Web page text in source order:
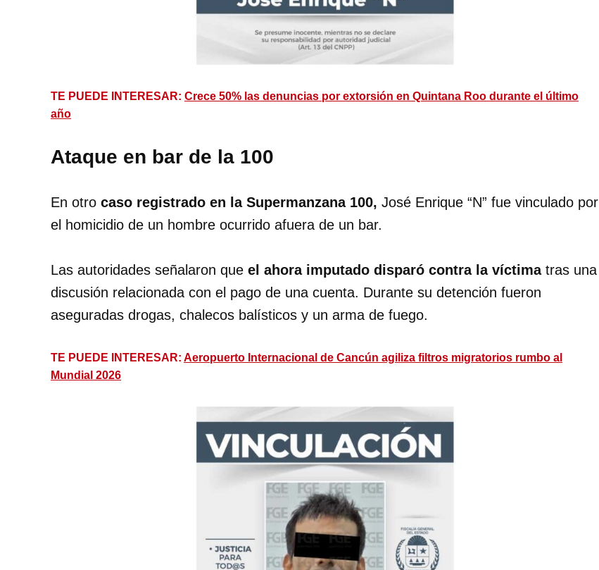
TE PUEDE INTERESAR: Crece 50% las denuncias por extorsión en Quintana Roo durante el último
año
Ataque en bar de la 100
En otro caso registrado en la Supermanzana 100, José Enrique “N” fue vinculado por
el homicidio de un hombre ocurrido afuera de un bar.
Las autoridades señalaron que el ahora imputado disparó contra la víctima tras una
discusión relacionada con el pago de una cuenta. Durante su detención fueron
aseguradas drogas, chalecos balísticos y un arma de fuego.
TE PUEDE INTERESAR: Aeropuerto Internacional de Cancún agiliza filtros migratorios rumbo al
Mundial 2026